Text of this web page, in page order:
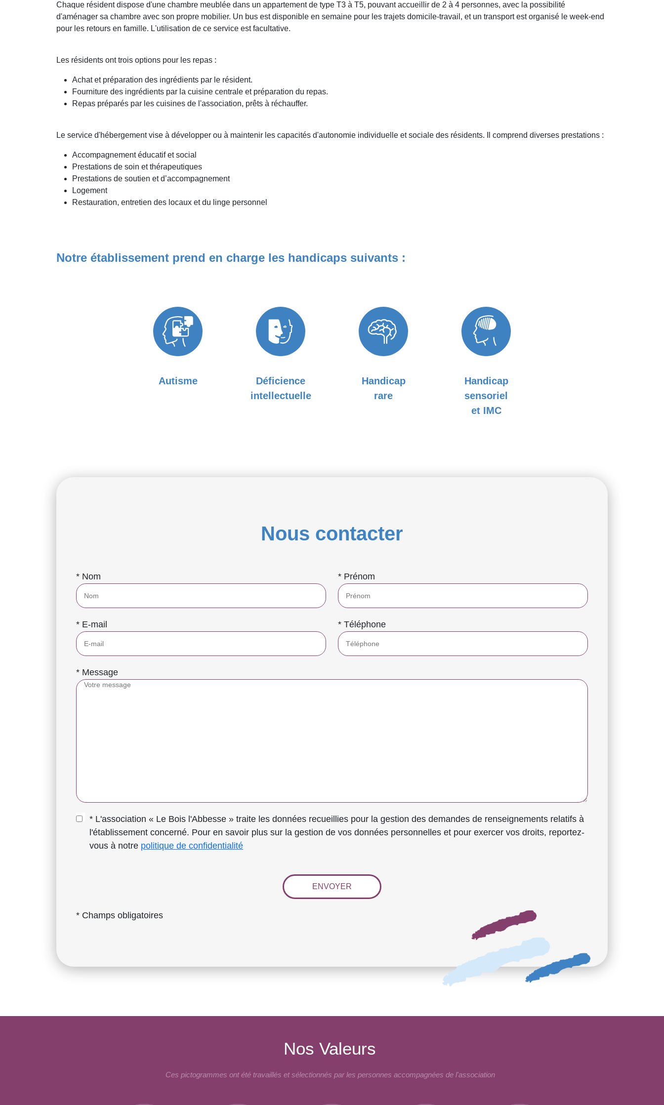
Chaque résident dispose d'une chambre meublée dans un appartement de type T3 à T5, pouvant accueillir de 2 à 4 personnes, avec la possibilité
d'aménager sa chambre avec son propre mobilier. Un bus est disponible en semaine pour les trajets domicile-travail, et un transport est organisé le week-end
pour les retours en famille. L'utilisation de ce service est facultative.
Les résidents ont trois options pour les repas :
Achat et préparation des ingrédients par le résident.
Fourniture des ingrédients par la cuisine centrale et préparation du repas.
Repas préparés par les cuisines de l'association, prêts à réchauffer.
Le service d'hébergement vise à développer ou à maintenir les capacités d'autonomie individuelle et sociale des résidents. Il comprend diverses prestations :
Accompagnement éducatif et social
Prestations de soin et thérapeutiques
Prestations de soutien et d’accompagnement
Logement
Restauration, entretien des locaux et du linge personnel
Notre établissement prend en charge les handicaps suivants :
Autisme
Déficience
intellectuelle
Handicap
rare
Handicap
sensoriel
et IMC
Nous contacter
* Nom * Prénom
* E-mail * Téléphone
* Message
* L'association « Le Bois l'Abbesse » traite les données recueillies pour la gestion des demandes de renseignements relatifs à
l'établissement concerné. Pour en savoir plus sur la gestion de vos données personnelles et pour exercer vos droits, reportez-
vous à notre politique de confidentialité
* Champs obligatoires
Nos Valeurs
Ces pictogrammes ont été travaillés et sélectionnés par les personnes accompagnées de l'association